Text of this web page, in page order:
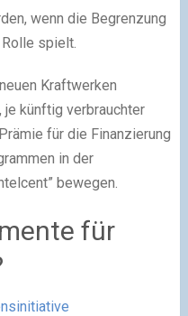
wenn die Begrenzung
spielt.
Kraftwerken
künftig verbrauchter
für die Finanzierung
in der
bewegen.
für